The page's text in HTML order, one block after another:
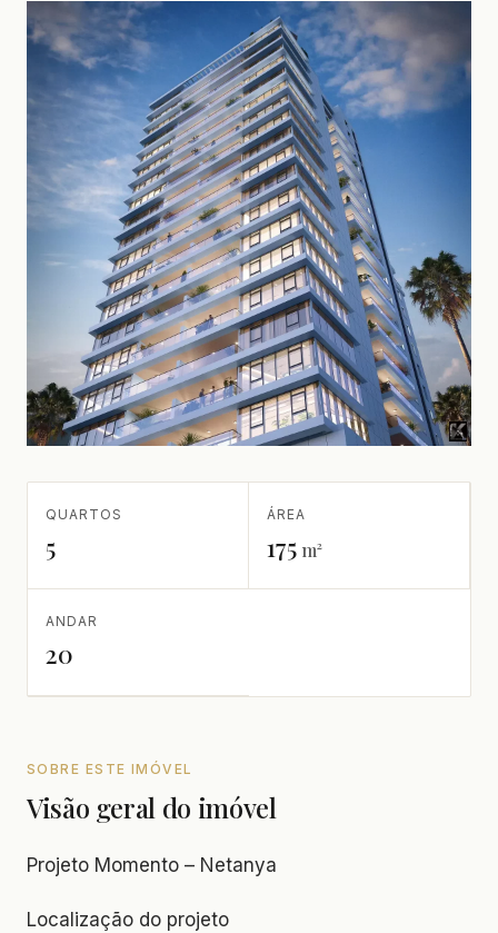
QUARTOS
5
ÁREA
175 m²
ANDAR
20
SOBRE ESTE IMÓVEL
Visão geral do imóvel
Projeto Momento – Netanya
Localização do projeto